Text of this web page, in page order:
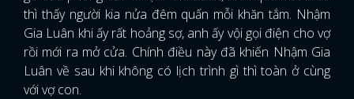
thì thấy người kia nửa đêm quấn mỗi khăn tắm. Nhậm
Gia Luân khi ấy rất hoảng sợ, anh ấy vội gọi điện cho vợ
rồi mới ra mở cửa. Chính điều này đã khiến Nhậm Gia
Luân về sau khi không có lịch trình gì thì toàn ở cùng
với vợ con.